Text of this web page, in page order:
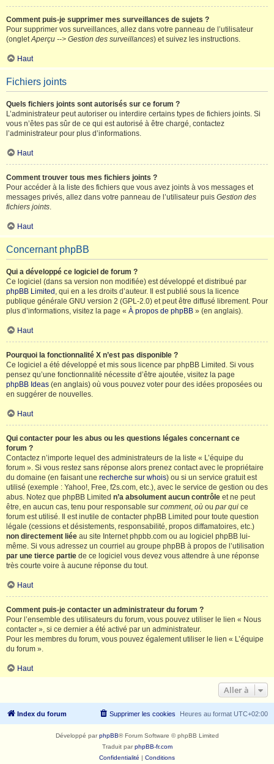
Comment puis-je supprimer mes surveillances de sujets ?
Pour supprimer vos surveillances, allez dans votre panneau de l’utilisateur
(ongletAperçu --> Gestion des surveillances) et suivez les instructions.
Haut
Fichiers joints
Quels fichiers joints sont autorisés sur ce forum ?
L’administrateur peut autoriser ou interdire certains types de fichiers joints. Si
vous n’êtes pas sûr de ce qui est autorisé à être chargé, contactez
l’administrateur pour plus d’informations.
Haut
Comment trouver tous mes fichiers joints ?
Pour accéder à la liste des fichiers que vous avez joints à vos messages et
messages privés, allez dans votre panneau de l’utilisateur puis Gestion des
fichiers joints.
Haut
Concernant phpBB
Qui a développé ce logiciel de forum ?
Ce logiciel (dans sa version non modifiée) est développé et distribué par
phpBB Limited , qui en a les droits d’auteur. Il est publié sous la licence
publique générale GNU version 2 (GPL-2.0) et peut être diffusé librement. Pour
plus d’informations, visitez la page « À propos de phpBB » (en anglais).
Haut
Pourquoi la fonctionnalité X n’est pas disponible ?
Ce logiciel a été développé et mis sous licence par phpBB Limited. Si vous
pensez qu’une fonctionnalité nécessite d’être ajoutée, visitez la page
phpBB Ideas (en anglais) où vous pouvez voter pour des idées proposées ou
en suggérer de nouvelles.
Haut
Qui contacter pour les abus ou les questions légales concernant ce
forum ?
Contactez n’importe lequel des administrateurs de la liste « L’équipe du
forum ». Si vous restez sans réponse alors prenez contact avec le propriétaire
du domaine (en faisant une recherche sur whois) ou si un service gratuit est
utilisé (exemple : Yahoo!, Free, f2s.com, etc.), avec le service de gestion ou des
abus. Notez que phpBB Limited n’a absolument aucun contrôle et ne peut
être, en aucun cas, tenu pour responsable sur comment, où ou par qui ce
forum est utilisé. Il est inutile de contacter phpBB Limited pour toute question
légale (cessions et désistements, responsabilité, propos diffamatoires, etc.)
non directement liée au site Internet phpbb.com ou au logiciel phpBB lui-
même. Si vous adressez un courriel au groupe phpBB à propos de l’utilisation
par une tierce partie de ce logiciel vous devez vous attendre à une réponse
très courte voire à aucune réponse du tout.
Haut
Comment puis-je contacter un administrateur du forum ?
Pour l’ensemble des utilisateurs du forum, vous pouvez utiliser le lien « Nous
contacter », si ce dernier a été activé par un administrateur.
Pour les membres du forum, vous pouvez également utiliser le lien « L’équipe
du forum ».
Haut
Aller à
Index du forum Heures au format UTC+02:00
Supprimer les cookies
Développé parphpBB® Forum Software © phpBB Limited
Traduit parphpBB-fr.com
Confidentialité | Conditions